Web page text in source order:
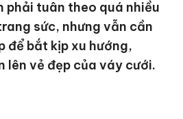
phải tuân theo quá nhiều
sức, nhưng vẫn cần
để bắt kịp xu hướng,
lên vẻ đẹp của váy cưới.